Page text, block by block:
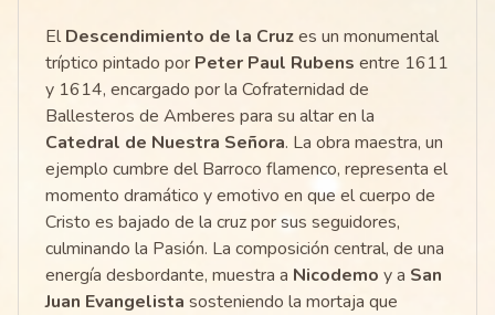
El Descendimiento de la Cruzes un monumental
tríptico pintado por Peter Paul Rubens entre 1611
y 1614, encargado por la Cofraternidad de
Ballesteros de Amberes para su altar en la
Catedral de Nuestra Señora. La obra maestra, un
ejemplo cumbre del Barroco flamenco, representa el
momento dramático y emotivo en que el cuerpo de
Cristo es bajado de la cruz por sus seguidores,
culminando la Pasión. La composición central, de una
energía desbordante, muestra a Nicodemo y a San
Juan Evangelista sosteniendo la mortaja que